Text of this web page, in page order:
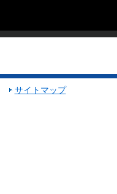
サイトマップ